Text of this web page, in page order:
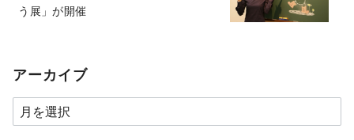
う展」が開催
アーカイブ
ア
ー